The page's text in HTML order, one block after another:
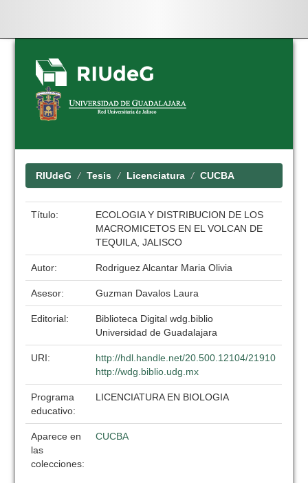
Skip
navigation
RIUdeG Tesis Licenciatura CUCBA
Título:
ECOLOGIA Y DISTRIBUCION DE LOS
MACROMICETOS EN EL VOLCAN DE
TEQUILA, JALISCO
Autor: Rodriguez Alcantar Maria Olivia
Asesor: Guzman Davalos Laura
Editorial:
Biblioteca Digital wdg.biblio
Universidad de Guadalajara
URI:
http://hdl.handle.net/20.500.12104/21910
http://wdg.biblio.udg.mx
Programa
educativo:
LICENCIATURA EN BIOLOGIA
Aparece en
las
colecciones:
CUCBA